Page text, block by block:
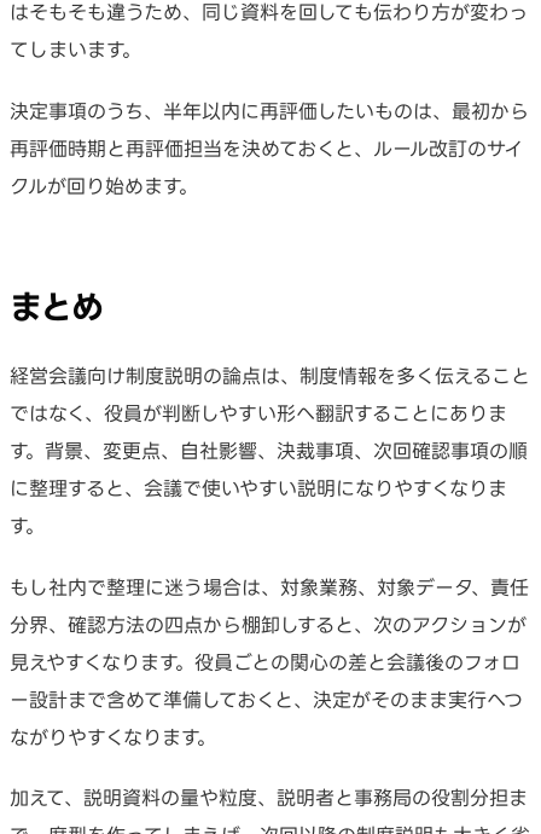
はそもそも違うため、同じ資料を回しても伝わり方が変わっ
てしまいます。
決定事項のうち、半年以内に再評価したいものは、最初から
再評価時期と再評価担当を決めておくと、ルール改訂のサイ
クルが回り始めます。
まとめ
経営会議向け制度説明の論点は、制度情報を多く伝えること
ではなく、役員が判断しやすい形へ翻訳することにありま
す。背景、変更点、自社影響、決裁事項、次回確認事項の順
に整理すると、会議で使いやすい説明になりやすくなりま
す。
もし社内で整理に迷う場合は、対象業務、対象データ、責任
分界、確認方法の四点から棚卸しすると、次のアクションが
見えやすくなります。役員ごとの関心の差と会議後のフォロ
ー設計まで含めて準備しておくと、決定がそのまま実行へつ
ながりやすくなります。
加えて、説明資料の量や粒度、説明者と事務局の役割分担ま